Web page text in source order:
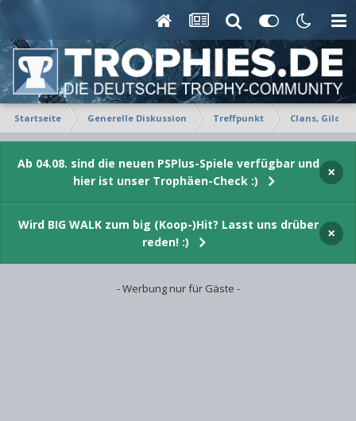
Startseite Generelle Diskussion Treffpunkt Clans, Gilden
Ab 04.08. sind die neuen PSPlus-Spiele verfügbar und
hier ist unser Trophäen-Check :)
×
Wird BIG WALK zum big (Koop-)Hit? Lasst uns drüber
reden! :)
×
- Werbung nur für Gäste -